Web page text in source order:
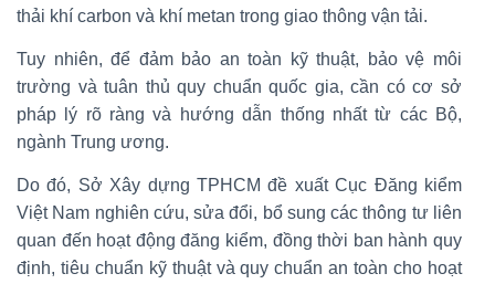
thải khí carbon và khí metan trong giao thông vận tải.
Tuy nhiên, để đảm bảo an toàn kỹ thuật, bảo vệ môi
trường và tuân thủ quy chuẩn quốc gia, cần có cơ sở
pháp lý rõ ràng và hướng dẫn thống nhất từ các Bộ,
ngành Trung ương.
Do đó, Sở Xây dựng TPHCM đề xuất Cục Đăng kiểm
Việt Nam nghiên cứu, sửa đổi, bổ sung các thông tư liên
quan đến hoạt động đăng kiểm, đồng thời ban hành quy
định, tiêu chuẩn kỹ thuật và quy chuẩn an toàn cho hoạt